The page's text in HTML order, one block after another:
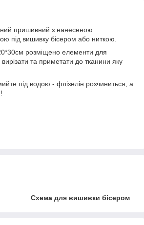
пришивний з нанесеною
під вишивку бісером або ниткою.
розміщено елементи для
та приметати до тканини яку
під водою - флізелін розчиниться, а
Схема для вишивки бісером